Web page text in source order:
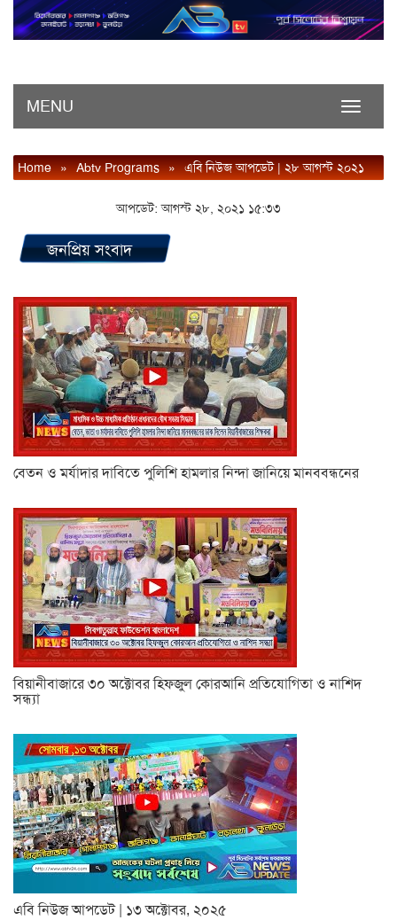
Toggle
MENU
Home » Abtv Programs » এবি নিউজ আপডেট | ২৮ আগস্ট ২০২১
আপডেট: আগস্ট ২৮, ২০২১ ১৫:৩৩
জনপ্রিয় সংবাদ
বেতন ও মর্যাদার দাবিতে পুলিশি হামলার নিন্দা জানিয়ে মানববন্ধনের
বিয়ানীবাজারে ৩০ অক্টোবর হিফজুল কোরআনি প্রতিযোগিতা ও নাশিদ
সন্ধ্যা
এবি নিউজ আপডেট | ১৩ অক্টোবর, ২০২৫